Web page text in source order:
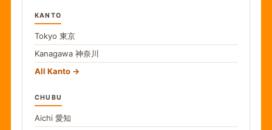
KANTO
Tokyo 東京
Kanagawa 神奈川
All Kanto
CHUBU
Aichi 愛知